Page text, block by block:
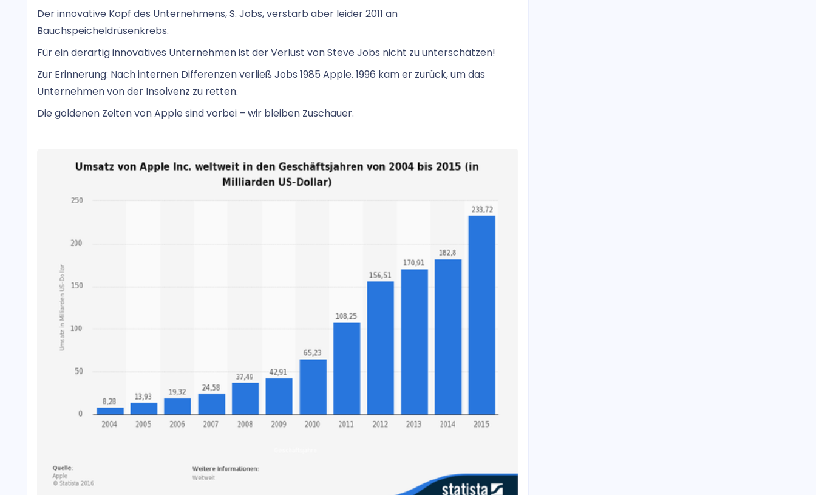
Der innovative Kopf des Unternehmens, S. Jobs, verstarb aber leider 2011 an
Bauchspeicheldrüsenkrebs.
Für ein derartig innovatives Unternehmen ist der Verlust von Steve Jobs nicht zu unterschätzen!
Zur Erinnerung: Nach internen Differenzen verließ Jobs 1985 Apple. 1996 kam er zurück, um das
Unternehmen von der Insolvenz zu retten.
Die goldenen Zeiten von Apple sind vorbei – wir bleiben Zuschauer.